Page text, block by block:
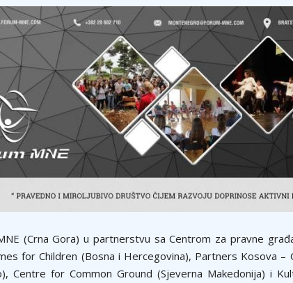
(Crna Gora) u partnerstvu sa Centrom za pravne
for Children (Bosna i Hercegovina), Partners Kosova –
Centre for Common Ground (Sjeverna Makedonija) i